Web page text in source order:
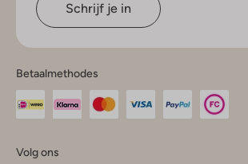
Schrijf je in
Betaalmethodes
Volg ons